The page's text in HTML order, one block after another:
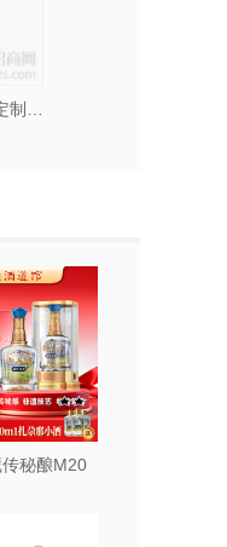
秘酿M20